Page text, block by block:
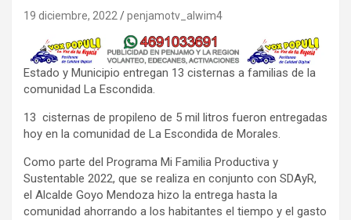
19 diciembre, 2022 penjamotv_alwim4
Estado y Municipio entregan 13 cisternas a familias de la
comunidad La Escondida.
13 cisternas de propileno de 5 mil litros fueron entregadas
hoy en la comunidad de La Escondida de Morales.
Como parte del Programa Mi Familia Productiva y
Sustentable 2022, que se realiza en conjunto con SDAyR,
el Alcalde Goyo Mendoza hizo la entrega hasta la
comunidad ahorrando a los habitantes el tiempo y el gasto